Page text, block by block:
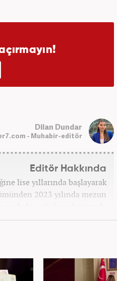
Dilan Dundar
- Muhabir-editör
Editör Hakkında
lise yıllarında başlayarak
2023 yılında mezun
muhabir gibi birçok görevde
Muhabiri' olarak devam